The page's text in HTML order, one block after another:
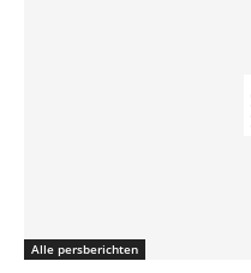
Alle persberichten